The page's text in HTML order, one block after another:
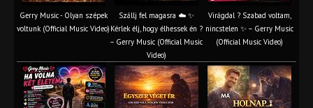
Gerry Music - Olyan szépek
voltunk (Official Music Video)
Szállj fel magasra ☁️ ✨
Kérlek élj, hogy élhessek én ?
– Gerry Music (Official Music
Video)
Virágdal ? Szabad voltam,
nincstelen ✨ – Gerry Music
(Official Music Video)